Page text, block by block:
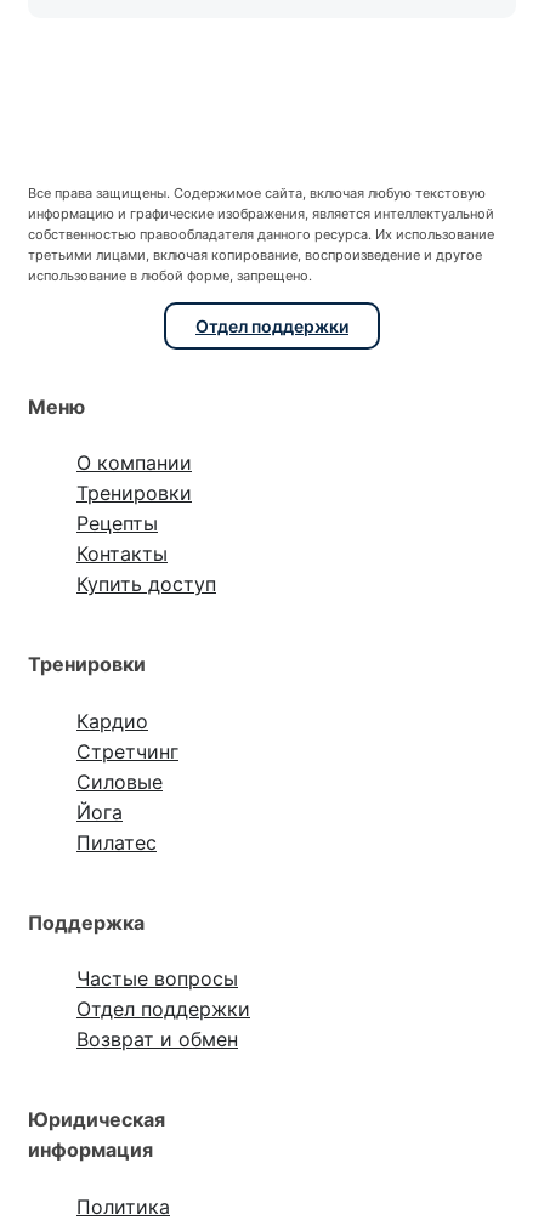
Все права защищены. Содержимое сайта, включая любую текстовую
информацию и графические изображения, является интеллектуальной
собственностью правообладателя данного ресурса. Их использование
третьими лицами, включая копирование, воспроизведение и другое
использование в любой форме, запрещено.
Отдел поддержки
Меню
О компании
Тренировки
Рецепты
Контакты
Купить доступ
Тренировки
Кардио
Стретчинг
Силовые
Йога
Пилатес
Поддержка
Частые вопросы
Отдел поддержки
Возврат и обмен
Юридическая
информация
Политика